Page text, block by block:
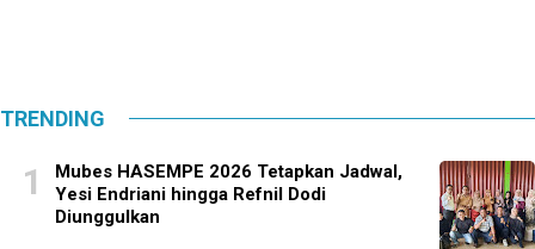
TRENDING
Mubes HASEMPE 2026 Tetapkan Jadwal,
Yesi Endriani hingga Refnil Dodi
Diunggulkan